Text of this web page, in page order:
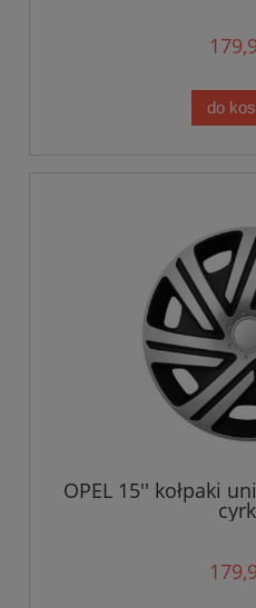
do
OPEL 15'' kołpaki